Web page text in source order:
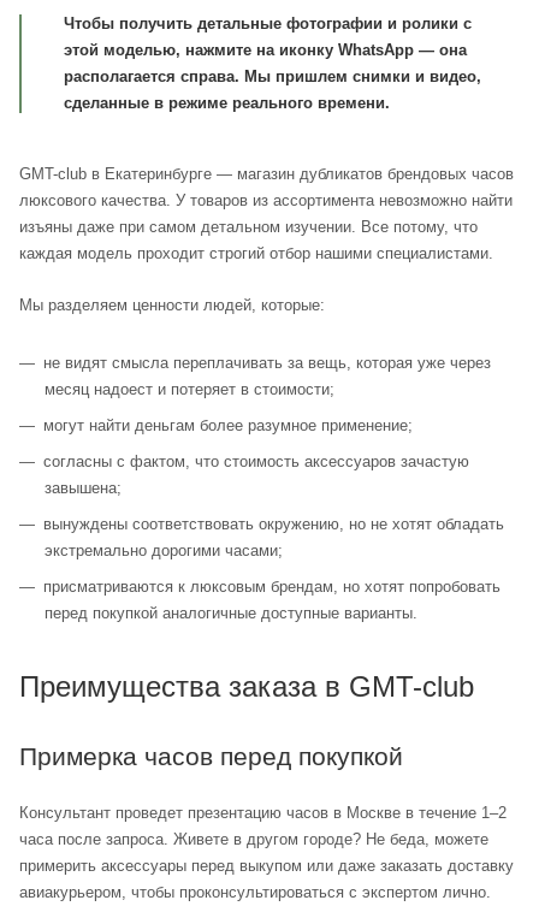
Чтобы получить детальные фотографии и ролики с
этой моделью, нажмите на иконку WhatsApp — она
располагается справа. Мы пришлем снимки и видео,
сделанные в режиме реального времени.
GMT-club в Екатеринбурге — магазин дубликатов брендовых часов
люксового качества. У товаров из ассортимента невозможно найти
изъяны даже при самом детальном изучении. Все потому, что
каждая модель проходит строгий отбор нашими специалистами.
Мы разделяем ценности людей, которые:
не видят смысла переплачивать за вещь, которая уже через
месяц надоест и потеряет в стоимости;
могут найти деньгам более разумное применение;
согласны с фактом, что стоимость аксессуаров зачастую
завышена;
вынуждены соответствовать окружению, но не хотят обладать
экстремально дорогими часами;
присматриваются к люксовым брендам, но хотят попробовать
перед покупкой аналогичные доступные варианты.
Преимущества заказа в GMT-club
Примерка часов перед покупкой
Консультант проведет презентацию часов в Москве в течение 1–2
часа после запроса. Живете в другом городе? Не беда, можете
примерить аксессуары перед выкупом или даже заказать доставку
авиакурьером, чтобы проконсультироваться с экспертом лично.